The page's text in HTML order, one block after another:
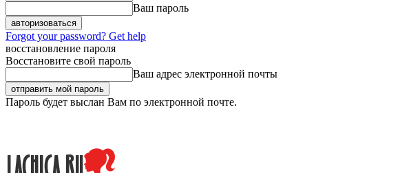
Ваш пароль
Forgot your password? Get help
восстановление пароля
Восстановите свой пароль
Ваш адрес электронной почты
Пароль будет выслан Вам по электронной почте.